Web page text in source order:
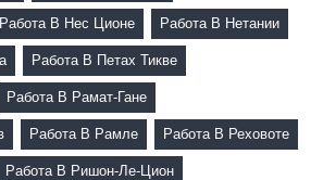
Работа В Нес Ционе Работа В Нетании
Работа В Петах Тикве
Работа В Рамат-Гане
Работа В Рамле Работа В Реховоте
Работа В Ришон-Ле-Цион